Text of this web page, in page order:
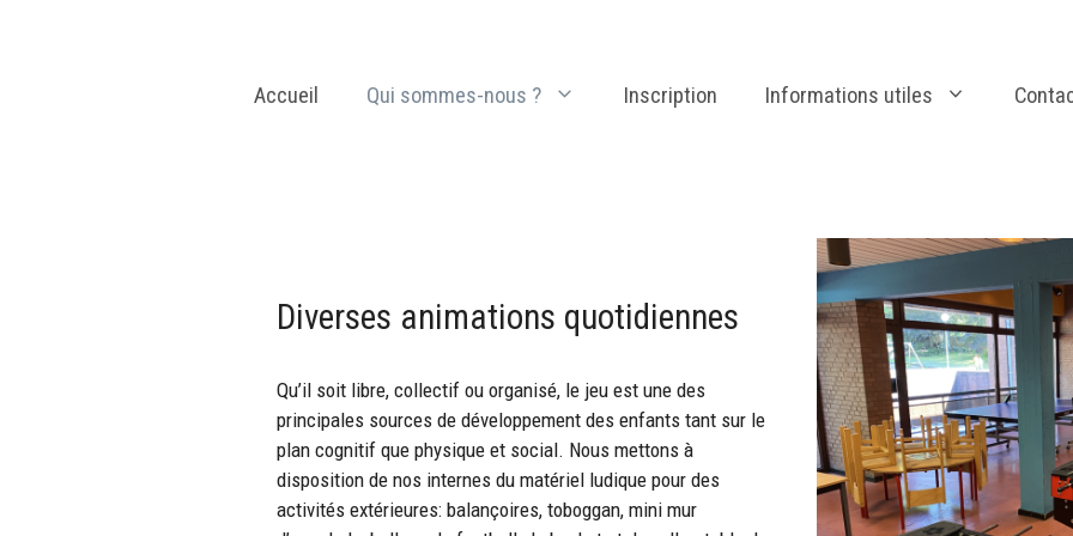
Accueil Qui sommes-nous ? Inscription Informations utiles
Diverses animations quotidiennes
Qu’il soit libre, collectif ou organisé, le jeu est une des
principales sources de développement des enfants tant sur le
plan cognitif que physique et social. Nous mettons à
disposition de nos internes du matériel ludique pour des
activités extérieures: balançoires, toboggan, mini mur